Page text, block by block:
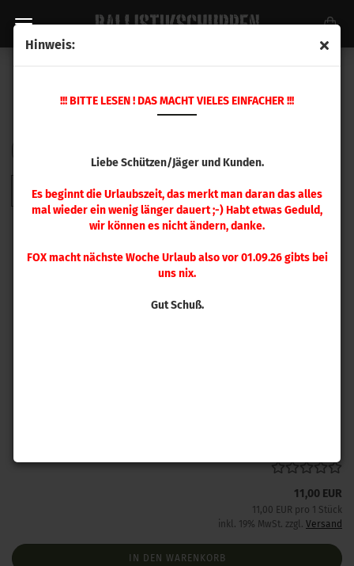
Hinweis:
!!! BITTE LESEN ! DAS MACHT VIELES EINFACHER !!!
Liebe Schützen/Jäger und Kunden.
Es beginnt die Urlaubszeit, das merkt man daran das alles
mal wieder ein wenig länger dauert ;-) Habt etwas Geduld,
wir können es nicht ändern, danke.
FOX macht nächste Woche Urlaub also vor 01.09.26 gibts bei
uns nix.
Gut Schuß.
11,00 EUR
11,00 EUR pro 1 Stück
inkl. 19% MwSt. zzgl. Versand
IN DEN WARENKORB